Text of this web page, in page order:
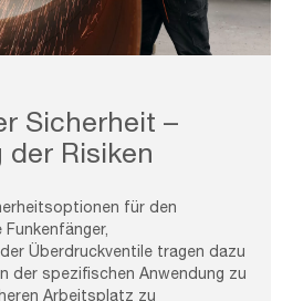
Sicherheit –
Risiken
für den
Überdruckventile tragen dazu
der spezifischen Anwendung zu
Arbeitsplatz zu